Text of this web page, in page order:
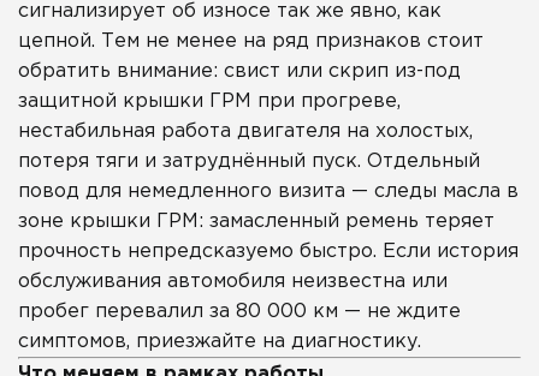
сигнализирует об износе так же явно, как
цепной. Тем не менее на ряд признаков стоит
обратить внимание: свист или скрип из-под
защитной крышки ГРМ при прогреве,
нестабильная работа двигателя на холостых,
потеря тяги и затруднённый пуск. Отдельный
повод для немедленного визита — следы масла в
зоне крышки ГРМ: замасленный ремень теряет
прочность непредсказуемо быстро. Если история
обслуживания автомобиля неизвестна или
пробег перевалил за 80 000 км — не ждите
симптомов, приезжайте на диагностику.